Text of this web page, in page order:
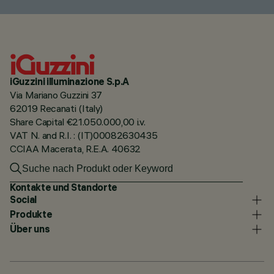
iGuzzini illuminazione S.p.A
Via Mariano Guzzini 37
62019 Recanati (Italy)
Share Capital €21.050.000,00 i.v.
VAT N. and R.I. : (IT)00082630435
CCIAA Macerata, R.E.A. 40632
Kontakte und Standorte
Social
Produkte
Über uns